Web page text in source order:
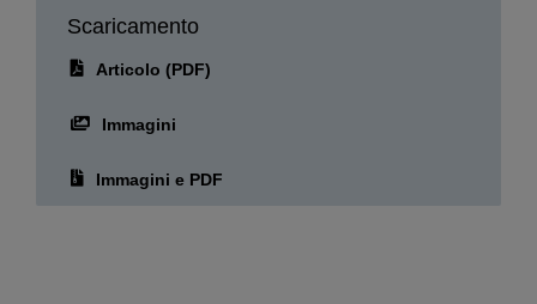
Scaricamento
Articolo (PDF)
Immagini
Immagini e PDF